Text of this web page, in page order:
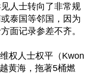
人士转向了非常规
泰国等邻国，因为
面记录参差不齐。
权人士权平（Kwon
黄海，拖著5桶燃